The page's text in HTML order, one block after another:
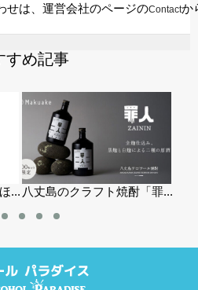
は、運営会社のページのContactか
すめ記事
「罪...新しいクラフトビールの楽...